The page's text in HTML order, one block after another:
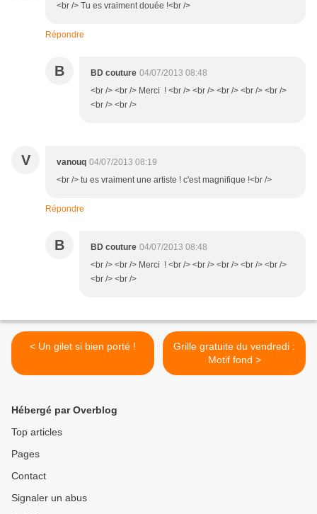
<br /> Tu es vraiment douée !<br />
Répondre
B BD couture 04/07/2013 08:48
<br /> <br /> Merci ! <br /> <br /> <br /> <br /> <br />
<br /> <br />
V vanouq 04/07/2013 08:19
<br /> tu es vraiment une artiste ! c'est magnifique !<br />
Répondre
B BD couture 04/07/2013 08:48
<br /> <br /> Merci ! <br /> <br /> <br /> <br /> <br />
<br /> <br />
< Un gilet si bien porté !
Grille gratuite du vendredi :
Motif fond >
Hébergé par Overblog
Top articles
Pages
Contact
Signaler un abus